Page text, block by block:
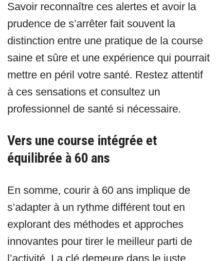
Savoir reconnaître ces alertes et avoir la
prudence de s’arrêter fait souvent la
distinction entre une pratique de la course
saine et sûre et une expérience qui pourrait
mettre en péril votre santé. Restez attentif
à ces sensations et consultez un
professionnel de santé si nécessaire.
Vers une course intégrée et
équilibrée à 60 ans
En somme, courir à 60 ans implique de
s’adapter à un rythme différent tout en
explorant des méthodes et approches
innovantes pour tirer le meilleur parti de
l’activité. La clé demeure dans le juste